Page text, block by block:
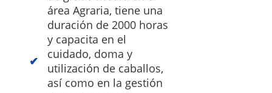
área Agraria, tiene una
duración de 2000 horas
y capacita en el
cuidado, doma y
utilización de caballos,
así como en la gestión